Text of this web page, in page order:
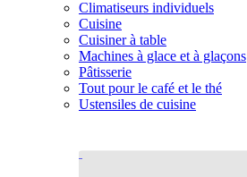
Climatiseurs individuels
Cuisine
Cuisiner à table
Machines à glace et à glaçons
Pâtisserie
Tout pour le café et le thé
Ustensiles de cuisine